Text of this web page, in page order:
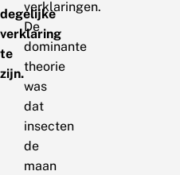
degelijke
verklaring
te
zijn.
verklaringen.
De
dominante
theorie
was
dat
insecten
de
maan